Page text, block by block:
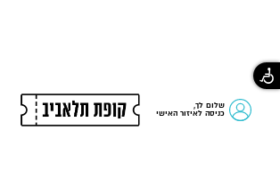
שלום לך,
כניסה לאיזור האישי